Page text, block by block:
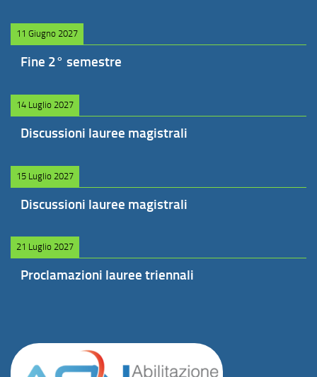
11 Giugno 2027
Fine 2° semestre
14 Luglio 2027
Discussioni lauree magistrali
15 Luglio 2027
Discussioni lauree magistrali
21 Luglio 2027
Proclamazioni lauree triennali